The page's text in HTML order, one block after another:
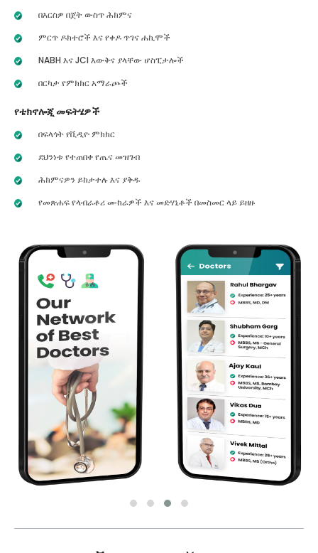
በእርስዎ በጀት ውስጥ ሕክምና
ምርጥ ዶክተሮች እና የቀዶ ጥገና ሐኪሞች
NABH እና JCI እውቅና ያላቸው ሆስፒታሎች
በርካታ የምክክር አማራጮች
የቴክኖሎጂ መፍትሄዎች
በፍላጎት የቪዲዮ ምክክር
ደህንነቱ የተጠበቀ የጤና መዝገብ
ሕክምናዎን ይከታተሉ እና ያቅዱ
የመጽሐፍ የላብራቶሪ ሙከራዎች እና መድሃኒቶች በመስመር ላይ ይዘዙ